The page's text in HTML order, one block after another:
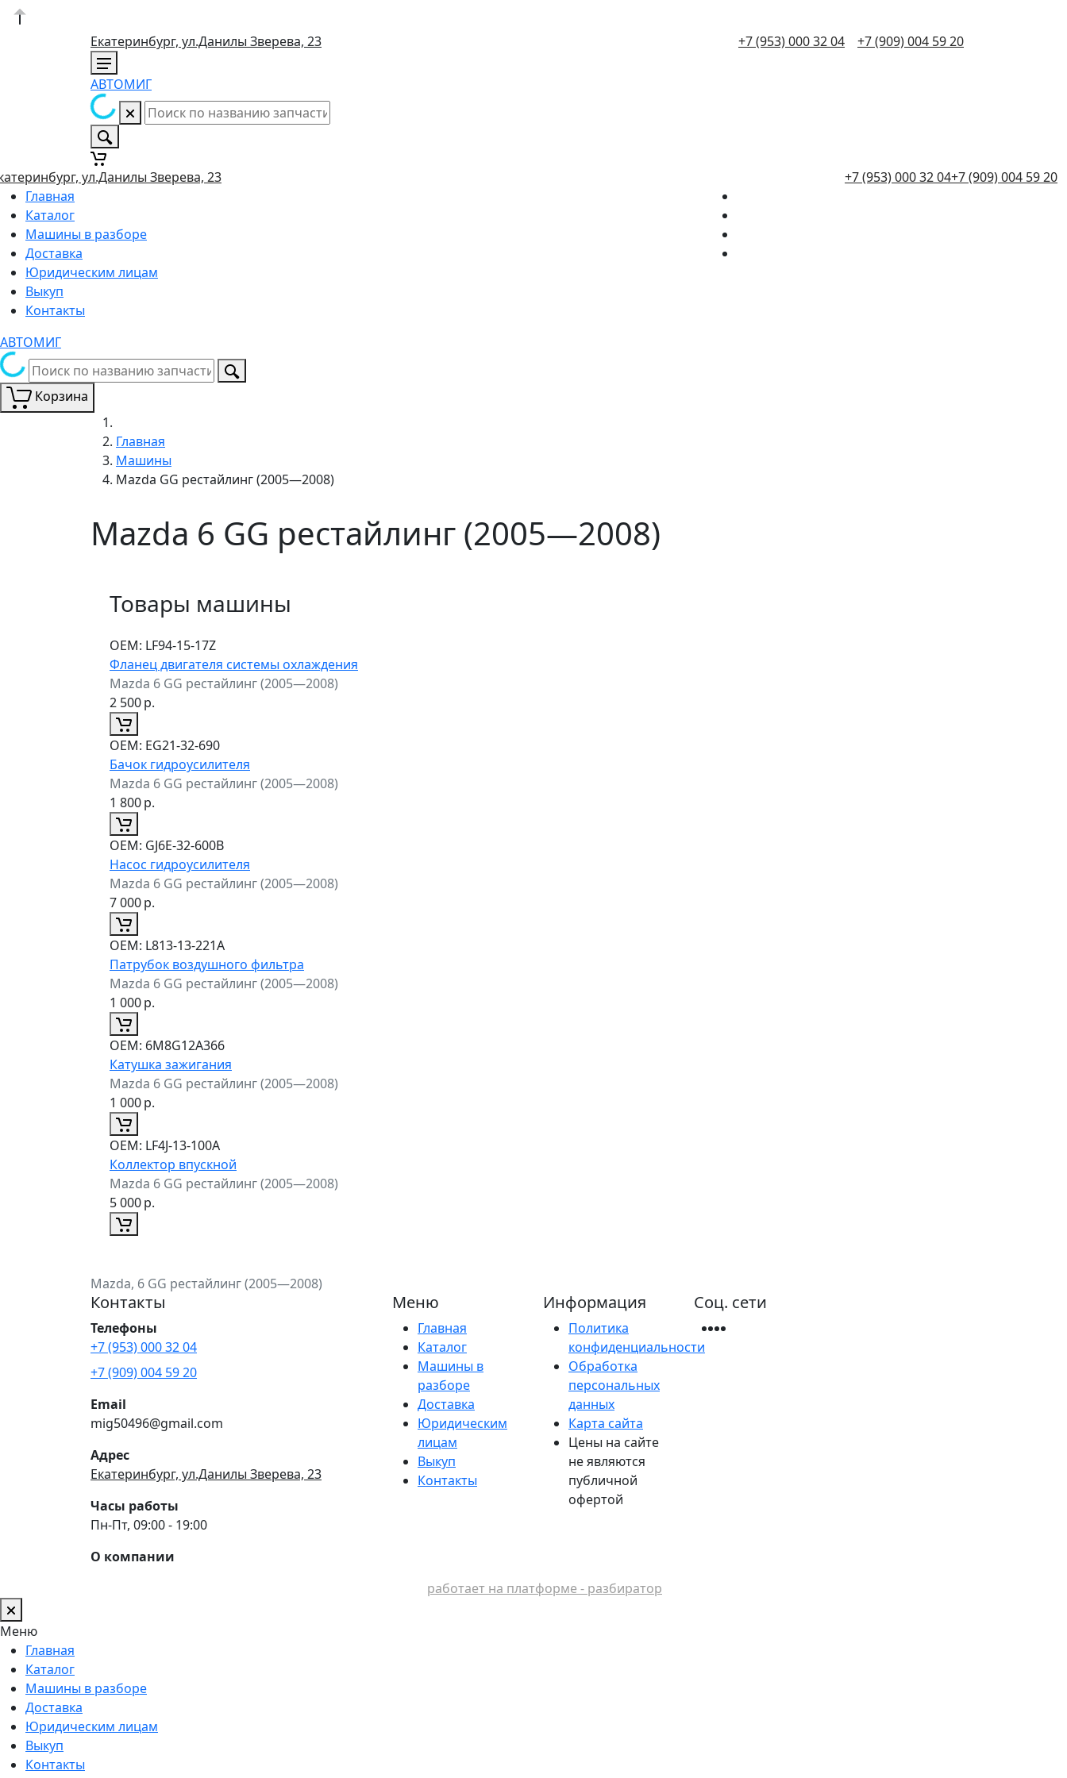
Екатеринбург, ул.Данилы Зверева, 23 +7 (953) 000 32 04 +7 (909) 004 59 20
АВТОМИГ
ул.Данилы Зверева, 23 +7 (953) 000 32 04+7 (909) 004 59 20
Главная
Каталог
Машины в разборе
Доставка
Юридическим лицам
Выкуп
Контакты
АВТОМИГ
Корзина
Главная
Машины
Mazda GG рестайлинг (2005—2008)
Mazda 6 GG рестайлинг (2005—2008)
Товары машины
ОЕМ: LF94-15-17Z
Фланец двигателя системы охлаждения
Mazda 6 GG рестайлинг (2005—2008)
2 500р.
ОЕМ: EG21-32-690
Бачок гидроусилителя
Mazda 6 GG рестайлинг (2005—2008)
1 800р.
ОЕМ: GJ6E-32-600B
Насос гидроусилителя
Mazda 6 GG рестайлинг (2005—2008)
7 000р.
ОЕМ: L813-13-221A
Патрубок воздушного фильтра
Mazda 6 GG рестайлинг (2005—2008)
1 000р.
ОЕМ: 6M8G12A366
Катушка зажигания
Mazda 6 GG рестайлинг (2005—2008)
1 000р.
ОЕМ: LF4J-13-100A
Коллектор впускной
Mazda 6 GG рестайлинг (2005—2008)
5 000р.
Mazda, 6 GG рестайлинг (2005—2008)
Контакты
Телефоны
+7 (953) 000 32 04
+7 (909) 004 59 20
Email
mig50496@gmail.com
Адрес
Екатеринбург, ул.Данилы Зверева, 23
Часы работы
Пн-Пт, 09:00 - 19:00
О компании
Меню
Главная
Каталог
Машины в
разборе
Доставка
Юридическим
лицам
Выкуп
Контакты
Информация
Политика
конфиденциальности
Обработка
персональных
данных
Карта сайта
Цены на сайте
не являются
публичной
офертой
Соц. сети
работает на платформе - разбиратор
Меню
Главная
Каталог
Машины в разборе
Доставка
Юридическим лицам
Выкуп
Контакты